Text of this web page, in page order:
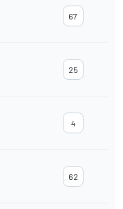
67
25
4
62